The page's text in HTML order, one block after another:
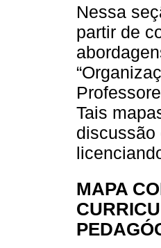
Nessa
partir de
Tais
discussão
MAPA